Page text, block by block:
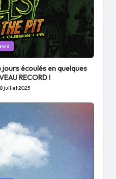
écoulés en quelques
RECORD !
8 juillet 2025